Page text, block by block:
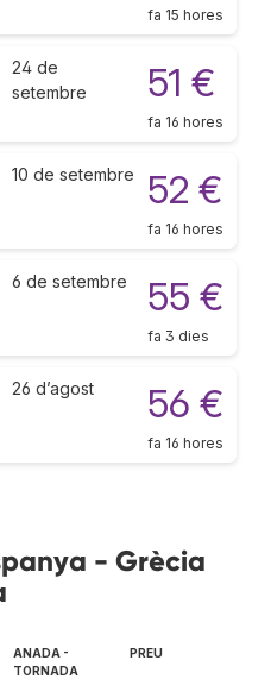
fa 15 hores
24 de
setembre
51 €
fa 16 hores
10 de setembre 52 €
fa 16 hores
6 de setembre 55 €
fa 3 dies
26 d’agost 56 €
fa 16 hores
- Grècia
ANADA -
TORNADA
PREU